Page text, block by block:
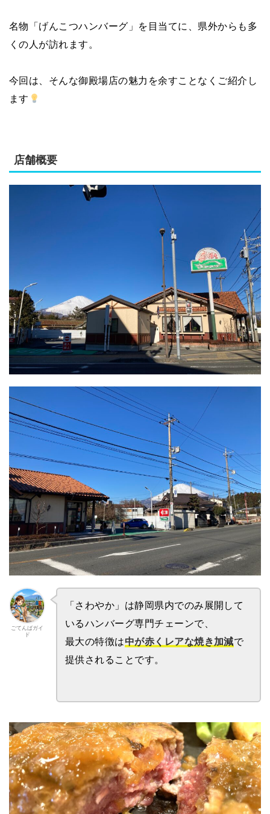
名物「げんこつハンバーグ」を目当てに、県外からも多
くの人が訪れます。
今回は、そんな御殿場店の魅力を余すことなくご紹介し
ます
店舗概要
ごてんばガイ
ド
「さわやか」は静岡県内でのみ展開して
いるハンバーグ専門チェーンで、
最大の特徴は中が赤くレアな焼き加減で
提供されることです。